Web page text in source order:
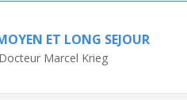
ET LONG SEJOUR
Marcel Krieg